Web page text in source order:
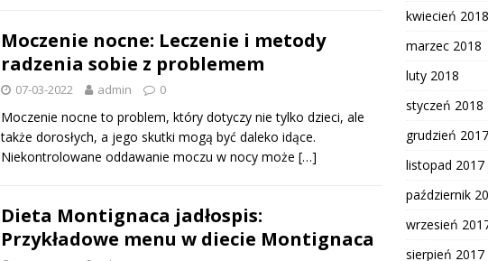
Moczenie nocne: Leczenie i metody
radzenia sobie z problemem
07-03-2022 admin 0
Moczenie nocne to problem, który dotyczy nie tylko dzieci, ale
także dorosłych, a jego skutki mogą być daleko idące.
Niekontrolowane oddawanie moczu w nocy może […]
Dieta Montignaca jadłospis:
Przykładowe menu w diecie Montignaca
kwiecień 2018
marzec 2018
luty 2018
styczeń 2018
grudzień 2017
listopad 2017
październik
wrzesień
sierpień 2017